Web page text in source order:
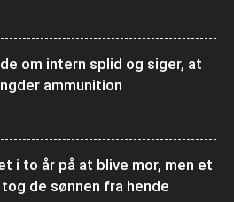
om intern splid og siger, at
ammunition
i to år på at blive mor, men et
de sønnen fra hende